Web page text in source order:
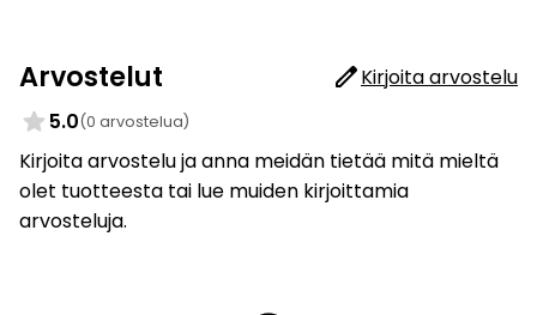
Arvostelut
Kirjoita arvostelu
5.0(0 arvostelua)
Kirjoita arvostelu ja anna meidän tietää mitä mieltä
olet tuotteesta tai lue muiden kirjoittamia
arvosteluja.